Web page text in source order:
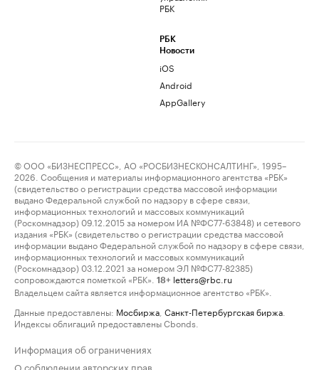
РБК
РБК
Новости
iOS
Android
AppGallery
© ООО «БИЗНЕСПРЕСС», АО «РОСБИЗНЕСКОНСАЛТИНГ», 1995–
2026. Сообщения и материалы информационного агентства «РБК»
(свидетельство о регистрации средства массовой информации
выдано Федеральной службой по надзору в сфере связи,
информационных технологий и массовых коммуникаций
(Роскомнадзор) 09.12.2015 за номером ИА №ФС77-63848) и сетевого
издания «РБК» (свидетельство о регистрации средства массовой
информации выдано Федеральной службой по надзору в сфере связи,
информационных технологий и массовых коммуникаций
(Роскомнадзор) 03.12.2021 за номером ЭЛ №ФС77-82385)
сопровождаются пометкой «РБК».
18+ letters@rbc.ru
Владельцем сайта является информационное агентство «РБК».
Данные предоставлены: Мосбиржа Санкт-Петербургская биржа
Индексы облигаций предоставлены Cbonds.
Информация об ограничениях
О соблюдении авторских прав